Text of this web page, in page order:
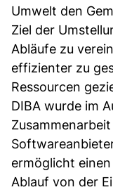
Umwelt den
Ziel der
Abläufe zu
effizienter zu
Ressourcen
DIBA wurde im
ermöglicht
Ablauf von der